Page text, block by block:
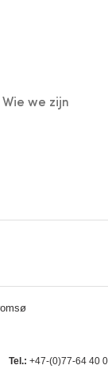
Main
Wie we zijn
Tel.: +47-(0)77-64 40